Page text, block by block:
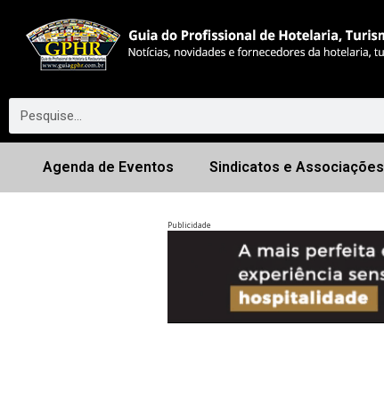
Agenda de Eventos Sindicatos e Associações
Publicidade